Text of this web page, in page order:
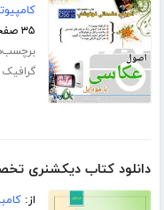
۳۵ صفحه
گرافیک
دانلود کتاب دیکشنری
از: